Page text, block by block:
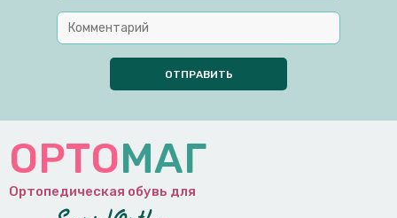
ОРТОМАГ
Ортопедическая обувь для